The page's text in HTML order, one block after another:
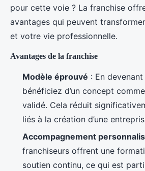
pour cette voie ? La franchise
avantages qui peuvent
et votre vie professionnelle.
Avantages de la franchise
Modèle éprouvé : En
bénéficiez d’un concept
validé. Cela réduit
liés à la création d’une
Accompagnement
franchiseurs offrent une
soutien continu, ce qui est